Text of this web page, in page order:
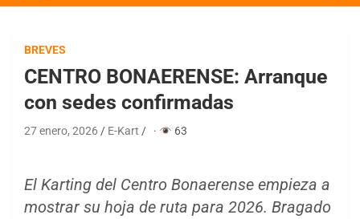
BREVES
CENTRO BONAERENSE: Arranque
con sedes confirmadas
27 enero, 2026 E-Kart · 63
El Karting del Centro Bonaerense empieza a
mostrar su hoja de ruta para 2026. Bragado